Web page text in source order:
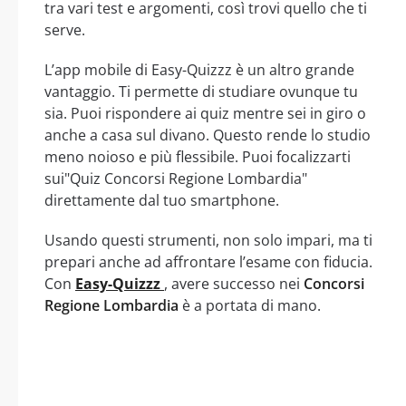
tra vari test e argomenti, così trovi quello che ti
serve.
L’app mobile di Easy-Quizzz è un altro grande
vantaggio. Ti permette di studiare ovunque tu
sia. Puoi rispondere ai quiz mentre sei in giro o
anche a casa sul divano. Questo rende lo studio
meno noioso e più flessibile. Puoi focalizzarti
sui"Quiz Concorsi Regione Lombardia"
direttamente dal tuo smartphone.
Usando questi strumenti, non solo impari, ma ti
prepari anche ad affrontare l’esame con fiducia.
Con Easy-Quizzz , avere successo nei Concorsi
Regione Lombardia è a portata di mano.